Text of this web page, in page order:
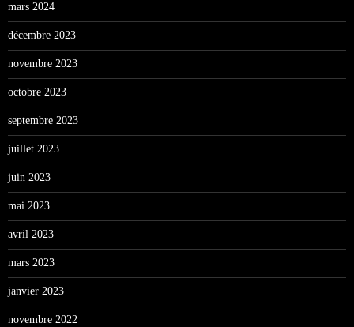
mars 2024
décembre 2023
novembre 2023
octobre 2023
septembre 2023
juillet 2023
juin 2023
mai 2023
avril 2023
mars 2023
janvier 2023
novembre 2022